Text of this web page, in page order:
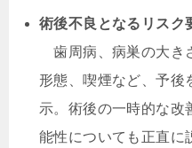
術後不良となるリスク
歯周病、病巣の大き
形態、喫煙など、予後
示。術後の一時的な改
能性についても正直に